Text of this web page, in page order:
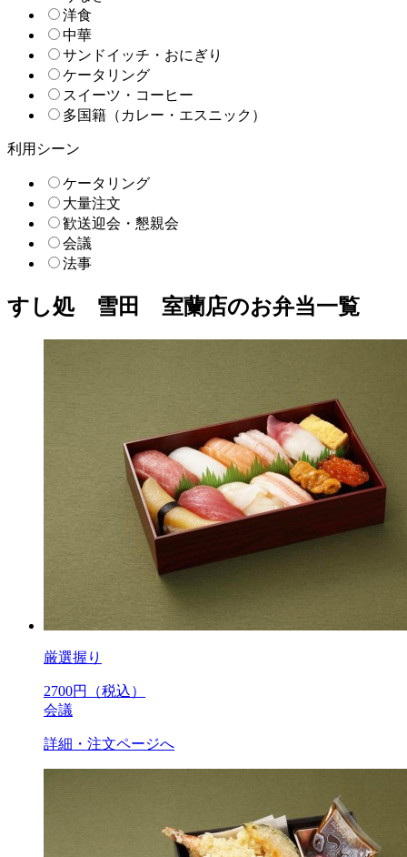
洋食
中華
サンドイッチ・おにぎり
ケータリング
スイーツ・コーヒー
多国籍（カレー・エスニック）
利用シーン
ケータリング
大量注文
歓送迎会・懇親会
会議
法事
すし処 雪田 室蘭店のお弁当一覧
厳選握り
2700円（税込）
会議
詳細・注文ページへ